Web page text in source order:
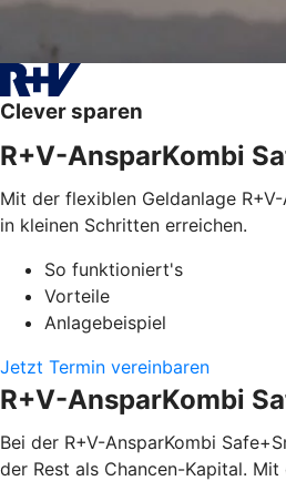
Clever sparen
R+V-AnsparKombi
Mit der flexiblen Geldanlage
in kleinen Schritten erreichen.
So funktioniert's
Vorteile
Anlagebeispiel
Jetzt Termin vereinbaren
R+V-AnsparKombi
Bei der R+V-AnsparKombi
der Rest als Chancen-Kapital.